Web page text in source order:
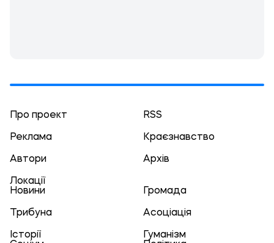
Про проект RSS
Реклама Краєзнавство
Автори Архів
Локації
Новини
Громада
Трибуна Асоціація
Історії
Гуманізм